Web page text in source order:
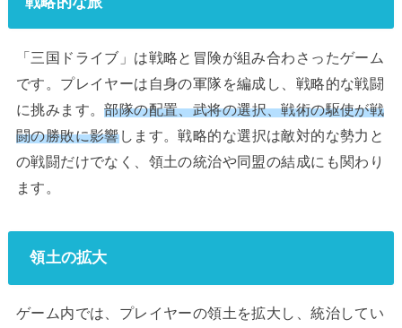
「三国ドライブ」は戦略と冒険が組み合わさったゲーム
です。プレイヤーは自身の軍隊を編成し、戦略的な戦闘
に挑みます。部隊の配置、武将の選択、戦術の駆使が戦
闘の勝敗に影響します。戦略的な選択は敵対的な勢力と
の戦闘だけでなく、領土の統治や同盟の結成にも関わり
ます。
領土の拡大
ゲーム内では、プレイヤーの領土を拡大し、統治してい